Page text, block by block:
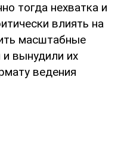
тогда нехватка и
влиять на
масштабные
и вынудили их
ведения